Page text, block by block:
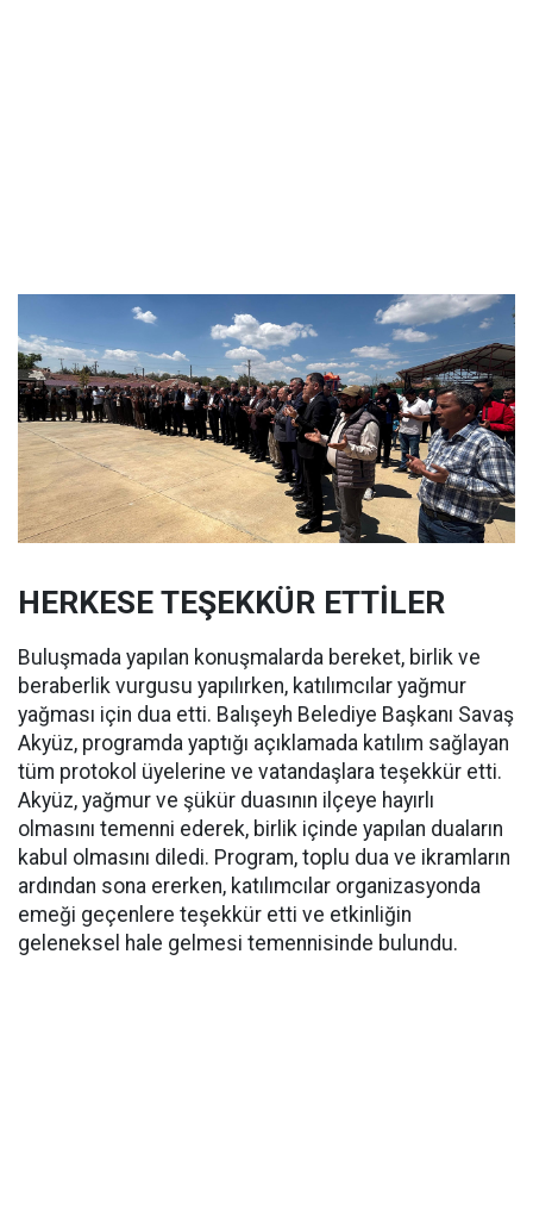
HERKESE TEŞEKKÜR ETTİLER
Buluşmada yapılan konuşmalarda bereket, birlik ve
beraberlik vurgusu yapılırken, katılımcılar yağmur
yağması için dua etti. Balışeyh Belediye Başkanı Savaş
Akyüz, programda yaptığı açıklamada katılım sağlayan
tüm protokol üyelerine ve vatandaşlara teşekkür etti.
Akyüz, yağmur ve şükür duasının ilçeye hayırlı
olmasını temenni ederek, birlik içinde yapılan duaların
kabul olmasını diledi. Program, toplu dua ve ikramların
ardından sona ererken, katılımcılar organizasyonda
emeği geçenlere teşekkür etti ve etkinliğin
geleneksel hale gelmesi temennisinde bulundu.